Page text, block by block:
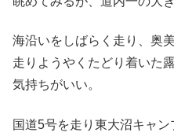
海沿いをしばらく走り、奥
走りようやくたどり着いた
気持ちがいい。
国道5号を走り東大沼キャ